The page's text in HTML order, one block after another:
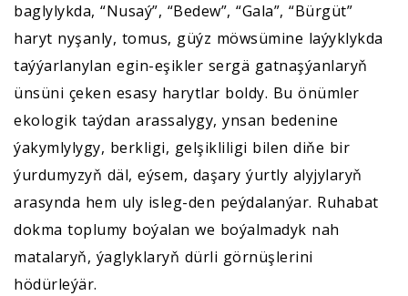
baglylykda, “Nusaý”, “Bedew”, “Gala”, “Bürgüt”
haryt nyşanly, tomus, güýz möwsümine laýyklykda
taýýarlanylan egin-eşikler sergä gatnaşýanlaryň
ünsüni çeken esasy harytlar boldy. Bu önümler
ekologik taýdan arassalygy, ynsan bedenine
ýakymlylygy, berkligi, gelşikliligi bilen diňe bir
ýurdumyzyň däl, eýsem, daşary ýurtly alyjylaryň
arasynda hem uly isleg-den peýdalanýar. Ruhabat
dokma toplumy boýalan we boýalmadyk nah
matalaryň, ýaglyklaryň dürli görnüşlerini
hödürleýär.